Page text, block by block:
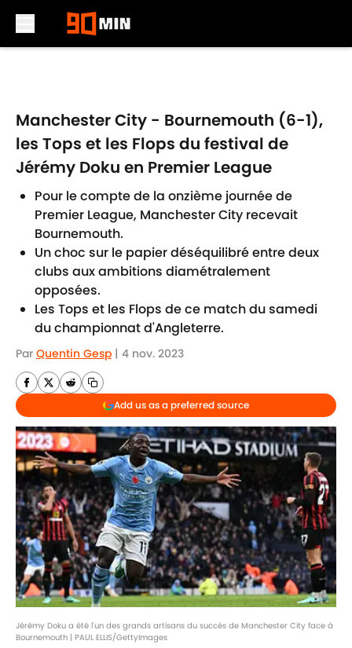
Manchester City - Bournemouth (6-1),
les Tops et les Flops du festival de
Jérémy Doku en Premier League
Pour le compte de la onzième journée de
Premier League, Manchester City recevait
Bournemouth.
Un choc sur le papier déséquilibré entre deux
clubs aux ambitions diamétralement
opposées.
Les Tops et les Flops de ce match du samedi
du championnat d'Angleterre.
Par Quentin Gesp | 4 nov. 2023
Add us as a preferred source
Jérémy Doku a été l'un des grands artisans du succès de Manchester City face à
Bournemouth | PAUL ELLIS/GettyImages